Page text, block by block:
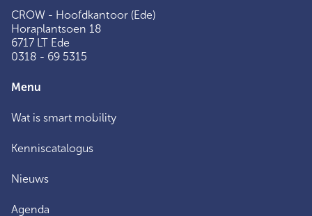
CROW - Hoofdkantoor (Ede)
Horaplantsoen 18
6717 LT Ede
0318 - 69 5315
Menu
Wat is smart mobility
Kenniscatalogus
Nieuws
Agenda